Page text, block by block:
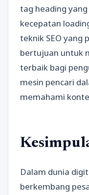
tag heading
kecepatan
teknik SEO yang
bertujuan untuk
terbaik bagi
mesin pencari
memahami
Dalam dunia
berkembang